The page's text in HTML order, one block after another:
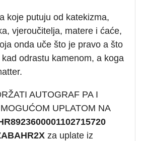
koje putuju od katekizma,
vjeroučitelja, matere i ćaće,
onda uče što je pravo a što
odrastu kamenom, a koga
AUTOGRAF PA I
UPLATOM NA
za uplate iz